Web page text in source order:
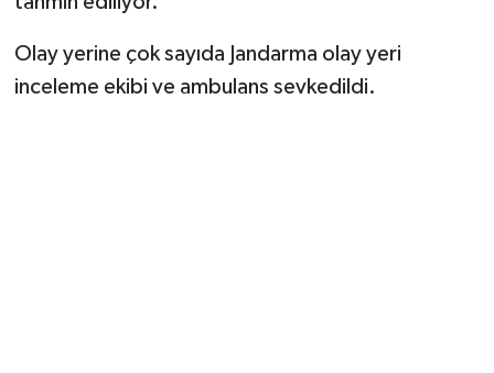
Olay yerine çok sayıda Jandarma olay yeri
inceleme ekibi ve ambulans sevkedildi.